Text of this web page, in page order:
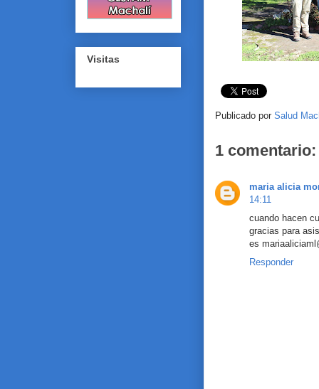
Publicado por Salud
1 comentario:
maria alicia
14:11
cuando hacen
gracias para
es
Responder
Visitas